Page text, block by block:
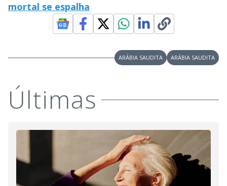
mortal se espalha
ARÁBIA SAUDITA ARÁBIA SAUDITA
Últimas